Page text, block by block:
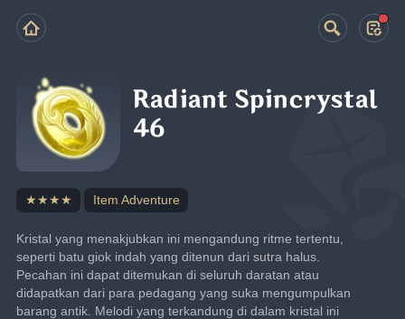
Radiant Spincrystal
46
★★★★ Item Adventure
Kristal yang menakjubkan ini mengandung ritme tertentu,
seperti batu giok indah yang ditenun dari sutra halus.
Pecahan ini dapat ditemukan di seluruh daratan atau
didapatkan dari para pedagang yang suka mengumpulkan
barang antik. Melodi yang terkandung di dalam kristal ini